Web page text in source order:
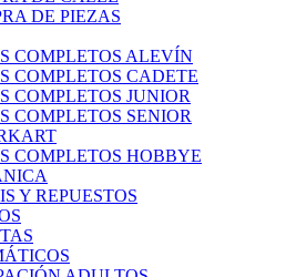
DE PIEZAS
COMPLETOS ALEVÍN
COMPLETOS CADETE
COMPLETOS JUNIOR
COMPLETOS SENIOR
COMPLETOS HOBBYE
Y REPUESTOS